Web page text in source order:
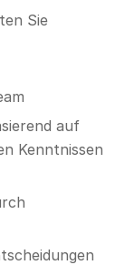
Sie
auf
Kenntnissen